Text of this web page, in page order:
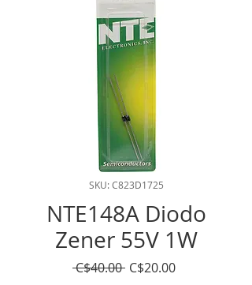
SKU: C823D1725
NTE148A Diodo
Zener 55V 1W
C$40.00 Precio
C$20.00Precio